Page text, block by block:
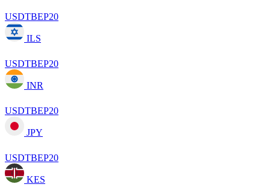
USDTBEP20
ILS
USDTBEP20
INR
USDTBEP20
JPY
USDTBEP20
KES